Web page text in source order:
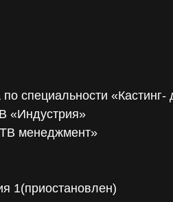
специальности «Кастинг-
«Индустрия»
менеджмент»
1(приостановлен)